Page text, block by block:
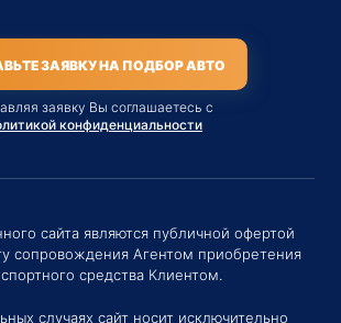
ЗАЯВКУ НА ПОДБОР АВТО
заявку Вы соглашаетесь с
конфиденциальности
сайта являются публичной офертой
сопровождения Агентом приобретения
средства Клиентом.
случаях сайт носит исключительно